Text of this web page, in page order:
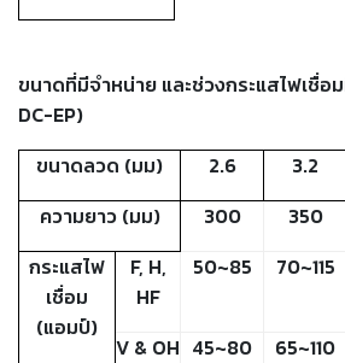
เม
(SAW)
-
เชื่อม
แก๊ส
(Brazing)
เชื่อม
ขนาดที่มีจำหน่าย และช่วงกระแสไฟเชื่อ
DC-EP)
ขนาดลวด (มม) 2.6 3.2
ความยาว(มม) 300 350
กระแสไฟ
เชื่อม
(แอมป์)
F, H,
HF
50~85 70~115
V & OH 45~80 65~110